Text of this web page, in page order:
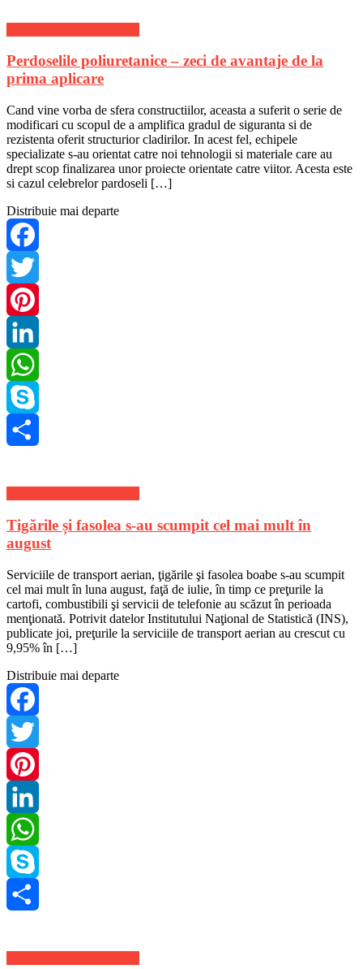
Perdoselile poliuretanice – zeci de avantaje de la
prima aplicare
Cand vine vorba de sfera constructiilor, aceasta a suferit o serie de
modificari cu scopul de a amplifica gradul de siguranta si de
rezistenta oferit structurior cladirilor. In acest fel, echipele
specializate s-au orientat catre noi tehnologii si materiale care au
drept scop finalizarea unor proiecte orientate catre viitor. Acesta este
si cazul celebrelor pardoseli […]
Distribuie mai departe
Facebook
Twitter
Pinterest
LinkedIn
WhatsApp
Skype
Tigările și fasolea s-au scumpit cel mai mult în
august
Serviciile de transport aerian, ţigările şi fasolea boabe s-au scumpit
cel mai mult în luna august, faţă de iulie, în timp ce preţurile la
cartofi, combustibili şi servicii de telefonie au scăzut în perioada
menţionată. Potrivit datelor Institutului Naţional de Statistică (INS),
publicate joi, preţurile la serviciile de transport aerian au crescut cu
9,95% în […]
Distribuie mai departe
Facebook
Twitter
Pinterest
LinkedIn
WhatsApp
Skype